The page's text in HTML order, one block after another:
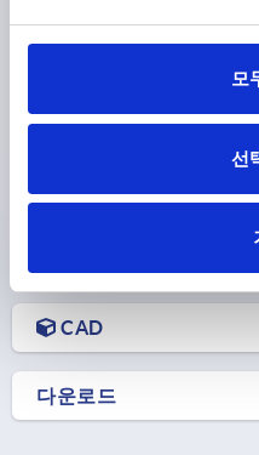
모
선
타입=B
B=24 C=15,4
₩54,410
CAD
다운로드